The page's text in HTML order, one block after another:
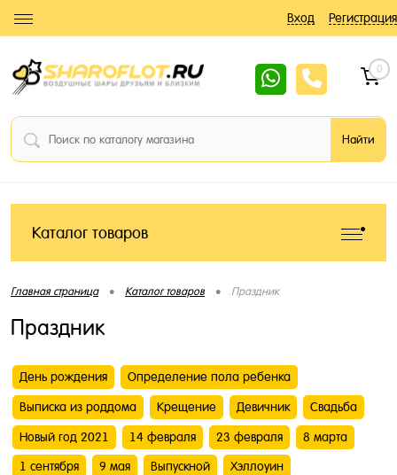
Вход Регистрация
0
Каталог товаров
Главная страница • Каталог товаров • Праздник
Праздник
День рождения Определение пола ребенка
Выписка из роддома Крещение Девичник Свадьба
Новый год 2021 14 февраля 23 февраля 8 марта
1 сентября 9 мая Выпускной Хэллоуин